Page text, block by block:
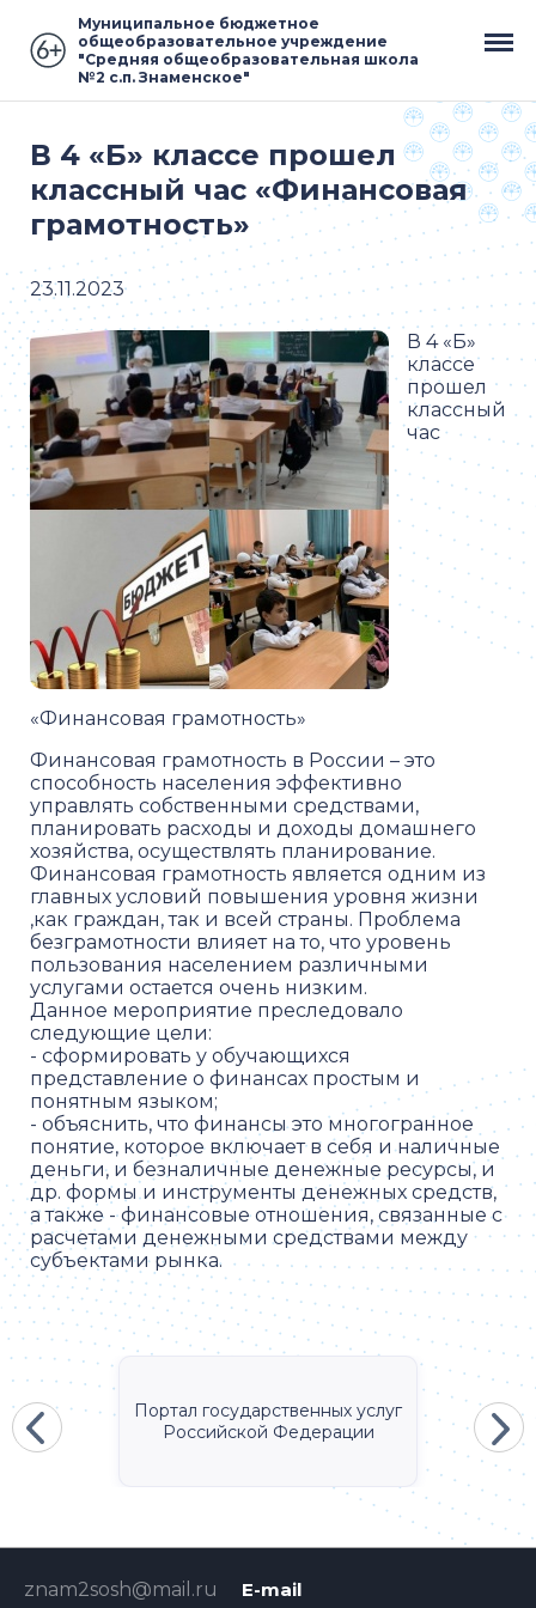
Муниципальное бюджетное
общеобразовательное учреждение
"Средняя общеобразовательная школа
№2 с.п. Знаменское"
В 4 «Б» классе прошел
классный час «Финансовая
грамотность»
23.11.2023
В 4 «Б»
классе
прошел
классный
час
«Финансовая грамотность»
Финансовая грамотность в России – это
способность населения эффективно
управлять собственными средствами,
планировать расходы и доходы домашнего
хозяйства, осуществлять планирование.
Финансовая грамотность является одним из
главных условий повышения уровня жизни
,как граждан, так и всей страны. Проблема
безграмотности влияет на то, что уровень
пользования населением различными
услугами остается очень низким.
Данное мероприятие преследовало
следующие цели:
- сформировать у обучающихся
представление о финансах простым и
понятным языком;
- объяснить, что финансы это многогранное
понятие, которое включает в себя и наличные
деньги, и безналичные денежные ресурсы, и
др. формы и инструменты денежных средств,
а также - финансовые отношения, связанные с
расчетами денежными средствами между
субъектами рынка.
Портал государственных услуг
Российской Федерации
E-mail
znam2sosh@mail.ru